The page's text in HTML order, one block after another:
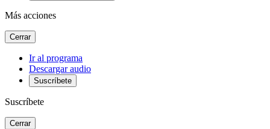
Más acciones
Cerrar
Ir al programa
Descargar audio
Suscríbete
Suscríbete
Cerrar